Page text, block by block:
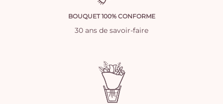
BOUQUET 100% CONFORME
30 ans de savoir-faire